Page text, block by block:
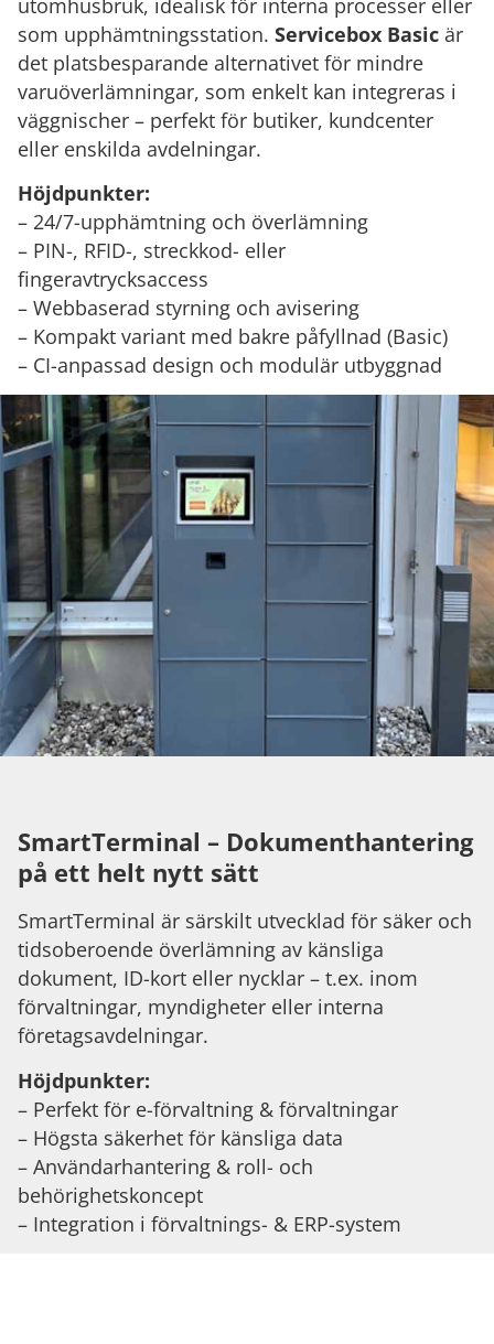
som upphämtningsstation. Servicebox Basic är
det platsbesparande alternativet för mindre
varuöverlämningar, som enkelt kan integreras i
väggnischer – perfekt för butiker, kundcenter
eller enskilda avdelningar.
Höjdpunkter:
– 24/7-upphämtning och överlämning
– PIN-, RFID-, streckkod- eller
fingeravtrycksaccess
– Webbaserad styrning och avisering
– Kompakt variant med bakre påfyllnad (Basic)
– CI-anpassad design och modulär utbyggnad
SmartTerminal – Dokumenthantering
på ett helt nytt sätt
SmartTerminal är särskilt utvecklad för säker och
tidsoberoende överlämning av känsliga
dokument, ID-kort eller nycklar – t.ex. inom
förvaltningar, myndigheter eller interna
företagsavdelningar.
Höjdpunkter:
– Perfekt för e-förvaltning & förvaltningar
– Högsta säkerhet för känsliga data
– Användarhantering & roll- och
behörighetskoncept
– Integration i förvaltnings- & ERP-system